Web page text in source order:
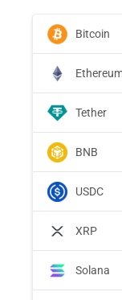
Bitcoin
Tether
BNB
USDC
XRP
Solana